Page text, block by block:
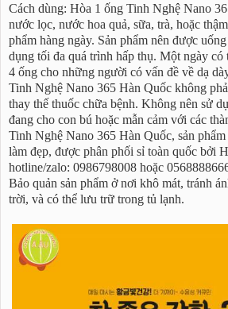
Cách dùng: Hòa 1 ống Tinh Nghệ Nano
nước lọc, nước hoa quả, sữa, trà, hoặc
phẩm hàng ngày. Sản phẩm nên được
dụng tối đa quá trình hấp thụ. Một ngày có
4 ống cho những người có vấn đề về dạ
Tinh Nghệ Nano 365 Hàn Quốc không
thay thế thuốc chữa bệnh. Không nên sử
đang cho con bú hoặc mẫn cảm với các
Tinh Nghệ Nano 365 Hàn Quốc, sản
làm đẹp, được phân phối sỉ toàn quốc bởi
hotline/zalo: 0986798008 hoặc
Bảo quản sản phẩm ở nơi khô mát, tránh
trời, và có thể lưu trữ trong tủ lạnh.